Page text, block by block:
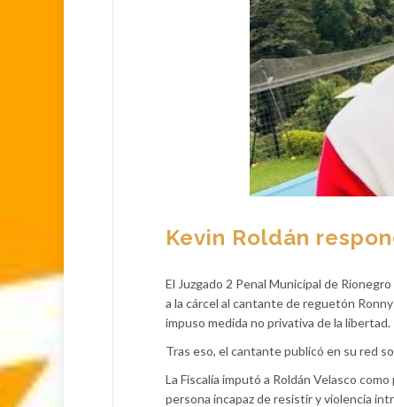
Kevin Roldán
El Juzgado 2 Penal Municipal de
a la cárcel al cantante de reguetón
impuso medida no privativa de la libertad.
Tras eso, el cantante publicó en su red
La Fiscalía imputó a Roldán Velasco
persona incapaz de resistir y violencia